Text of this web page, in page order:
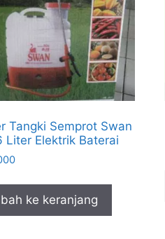
Tangki Semprot Swan
Liter Elektrik Baterai
ke keranjang